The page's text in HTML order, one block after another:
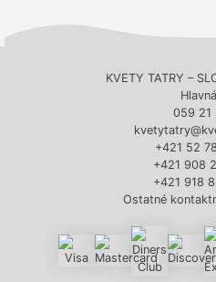
KVETY TATRY –
059 21
+421 52
+421 908
+421 918
Ostatné